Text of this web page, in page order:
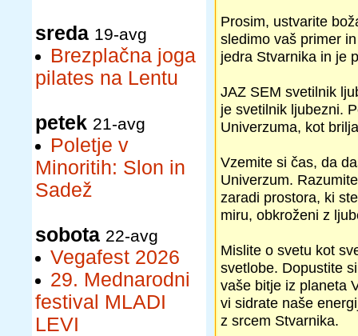
sreda 19-avg
Brezplačna joga
pilates na Lentu
petek 21-avg
Poletje v
Minoritih: Slon in
Sadež
sobota 22-avg
Vegafest 2026
29. Mednarodni
festival MLADI
LEVI
Prosim, ustvarite
sledimo vaš primer
jedra Stvarnika in je
JAZ SEM svetilnik
je svetilnik ljubezni.
Univerzuma, kot
Vzemite si čas, da
Univerzum.
zaradi prostora, ki
miru, obkroženi z
Mislite o svetu kot
svetlobe. Dopustite
vaše bitje iz planeta
vi sidrate naše
z srcem Stvarnika.